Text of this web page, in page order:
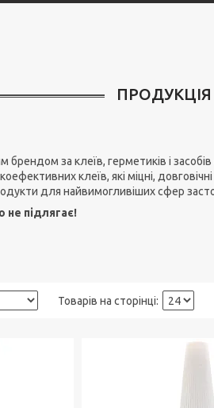
ПРОДУКЦІЯ
брендом за клеїв, герметиків і
клеїв, які міцні,
для найвимогливіших сфер
не підлягає!